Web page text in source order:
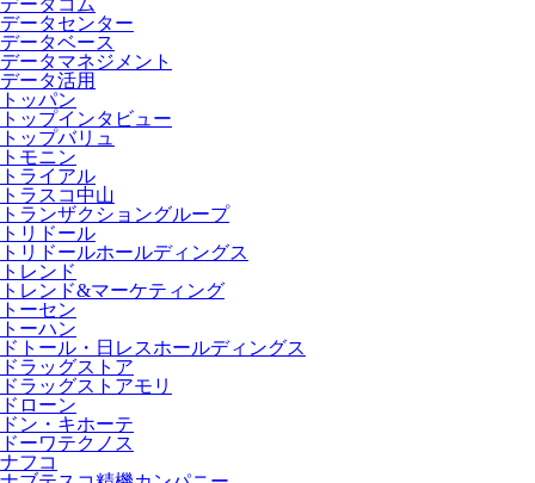
データコム
データセンター
データベース
データマネジメント
データ活用
トッパン
トップインタビュー
トップバリュ
トモニン
トライアル
トラスコ中山
トランザクショングループ
トリドール
トリドールホールディングス
トレンド
トレンド&マーケティング
トーセン
トーハン
ドトール・日レスホールディングス
ドラッグストア
ドラッグストアモリ
ドローン
ドン・キホーテ
ドーワテクノス
ナフコ